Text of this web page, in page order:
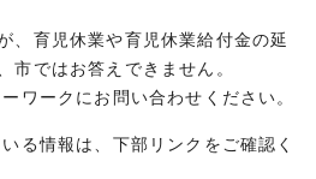
、育児休業や育児休業給付金の延
市ではお答えできません。
ワークにお問い合わせください。
る情報は、下部リンクをご確認く